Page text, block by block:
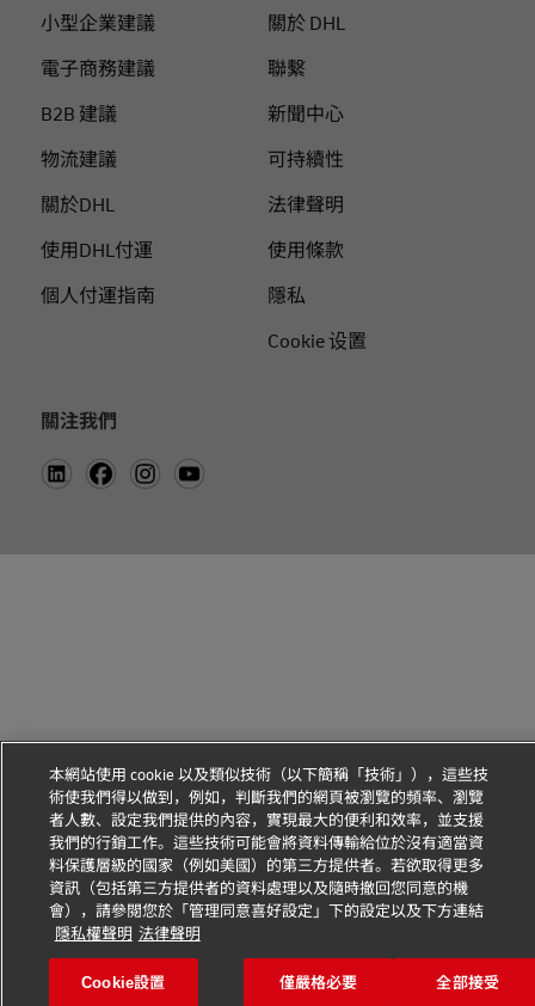
小型企業建議
電子商務建議
B2B 建議
物流建議
關於DHL
使用DHL付運
個人付運指南
關於 DHL
聯繫
新聞中心
可持續性
法律聲明
使用條款
隱私
Cookie 设置
關注我們
本網站使用 cookie 以及類似技術（以下簡稱「技術」），這些技
術使我們得以做到，例如，判斷我們的網頁被瀏覽的頻率、瀏覽
者人數、設定我們提供的內容，實現最大的便利和效率，並支援
我們的行銷工作。這些技術可能會將資料傳輸給位於沒有適當資
料保護層級的國家（例如美國）的第三方提供者。若欲取得更多
資訊（包括第三方提供者的資料處理以及隨時撤回您同意的機
會），請參閱您於「管理同意喜好設定」下的設定以及下方連結
隱私權聲明 法律聲明
Cookie設置 僅嚴格必要 全部接受